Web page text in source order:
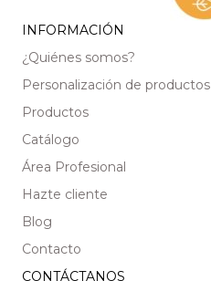
INFORMACIÓN
¿Quiénes somos?
Personalización de productos
Productos
Catálogo
Área Profesional
Hazte cliente
Blog
Contacto
CONTÁCTANOS